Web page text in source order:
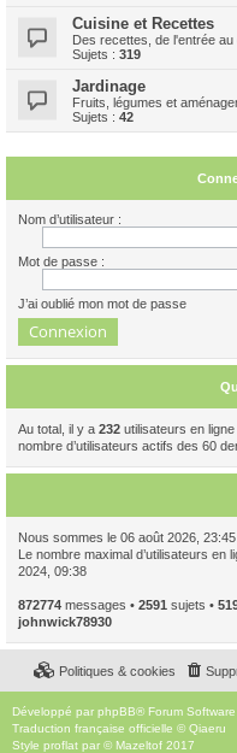
Cuisine et Recettes
Des recettes, de l'entrée au
Sujets : 319
Jardinage
Fruits, légumes et
Sujets : 42
Nom d’utilisateur :
Mot de passe :
J’ai oublié mon mot de passe
Au total, il y a 232 utilisateurs en
nombre d’utilisateurs actifs des 60
Nous sommes le 06 août 2026, 23:45
Le nombre maximal d’utilisateurs en
2024, 09:38
872774 messages • 2591 sujets •
johnwick78930
Politiques & cookies
Développé par phpBB® Forum
Traduction française officielle ©Qiaeru
Style proflat par © Mazeltof 2017